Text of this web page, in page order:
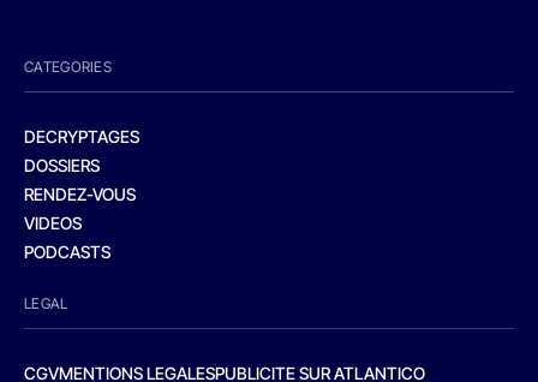
CATEGORIES
DECRYPTAGES
DOSSIERS
RENDEZ-VOUS
VIDEOS
PODCASTS
LEGAL
CGVMENTIONS LEGALESPUBLICITE SUR ATLANTICO